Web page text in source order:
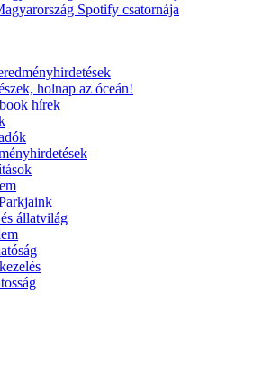
holnap az óceán!
hírek
állatvilág